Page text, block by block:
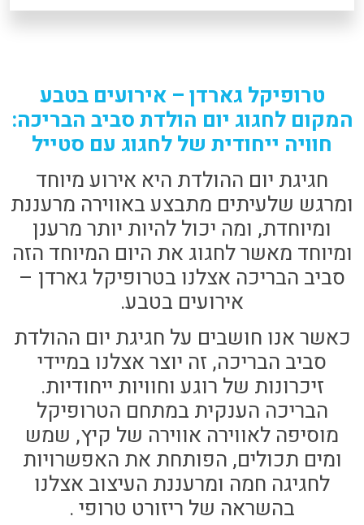
טרופיקל גארדן – אירועים בטבע
המקום לחגוג יום הולדת סביב הבריכה:
חוויה ייחודית של לחגוג עם סטייל
חגיגת יום ההולדת היא אירוע מיוחד
ומרגש שלעיתים מתבצע באווירה מרעננת
ומיוחדת, ומה יכול להיות יותר מרענן
ומיוחד מאשר לחגוג את היום המיוחד הזה
סביב הבריכה אצלנו בטרופיקל גארדן –
אירועים בטבע.
כאשר אנו חושבים על חגיגת יום ההולדת
סביב הבריכה, זה יוצר אצלנו במיידי
זיכרונות של רוגע וחוויות ייחודיות.
הבריכה הענקית במתחם הטרופיקל
מוסיפה לאווירה אווירה של קיץ, שמש
ומים תכולים, הפותחת את האפשרויות
לחגיגה חמה ומרעננת העיצוב אצלנו
בהשראה של ריזורט טרופי .